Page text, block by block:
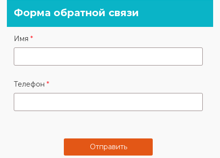
Форма обратной связи
Имя
Телефон
Отправить